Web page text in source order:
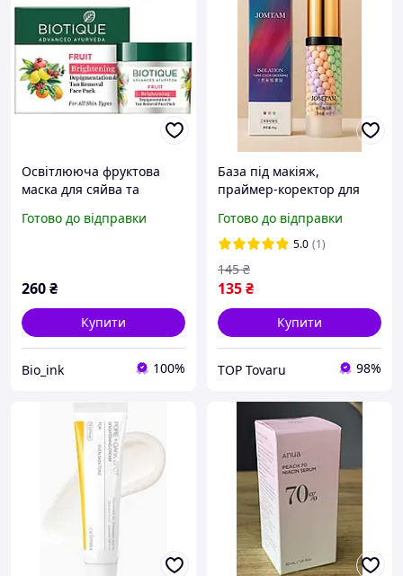
Освітлююча фруктова
маска для сяйва та
| Biotique Bio Fruit
75 г
Готово до відправки
260₴
Купити
Bio_ink 100%
База під макіяж,
праймер-коректор для
обличчя трьох колірна
основа
Готово до відправки
5.0 (1)
135₴
145 ₴
Купити
TOP Tovaru 98%